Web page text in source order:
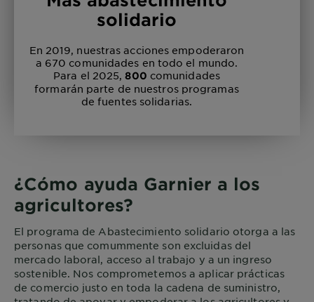
solidario
En 2019, nuestras acciones empoderaron
a 670 comunidades en todo el mundo.
Para el 2025,800 comunidades
formarán parte de nuestros programas
de fuentes solidarias.
¿Cómo ayuda Garnier a los
agricultores?
El programa de Abastecimiento solidario otorga a las
personas que comummente son excluidas del
mercado laboral, acceso al trabajo y a un ingreso
sostenible. Nos comprometemos a aplicar prácticas
de comercio justo en toda la cadena de suministro,